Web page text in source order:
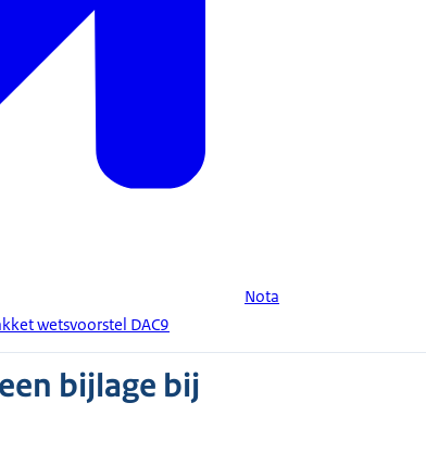
Nota
wetsvoorstel DAC9
bijlage bij